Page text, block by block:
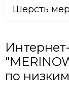
Шерсть
по